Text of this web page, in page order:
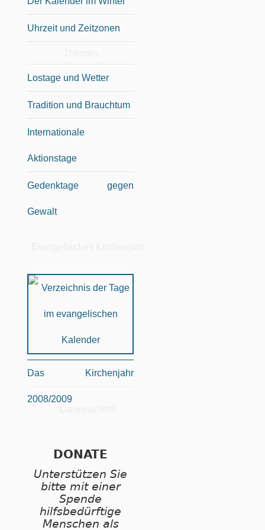
Uhrzeit und Zeitzonen
Lostage und Wetter
Tradition und Brauchtum
Internationale
Aktionstage
Gedenktage gegen
Gewalt
Das Kirchenjahr
2008/2009
DONATE
Unterstützen Sie
bitte mit einer
Spende
hilfsbedürftige
Menschen als